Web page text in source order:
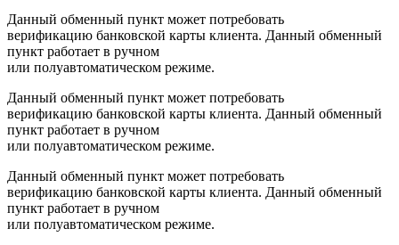
Данный обменный пункт может потребовать
верификацию банковской карты клиента. Данный обменный
пункт работает в ручном
или полуавтоматическом режиме.
Данный обменный пункт может потребовать
верификацию банковской карты клиента. Данный обменный
пункт работает в ручном
или полуавтоматическом режиме.
Данный обменный пункт может потребовать
верификацию банковской карты клиента. Данный обменный
пункт работает в ручном
или полуавтоматическом режиме.